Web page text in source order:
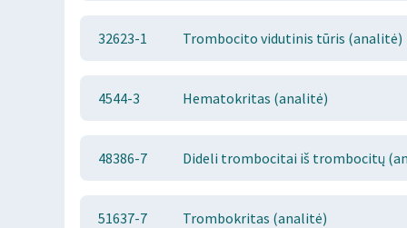
32623-1 Trombocito vidutinis tūris (analitė)
4544-3 Hematokritas (analitė)
48386-7 Dideli trombocitai iš trombocitų
51637-7 Trombokritas (analitė)